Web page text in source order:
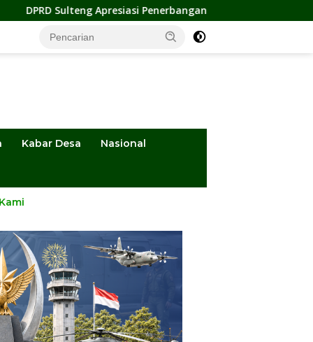
Apresiasi Penerbangan Perdana Palu-Guangzhou, Dorong
Kabar Desa Nasional